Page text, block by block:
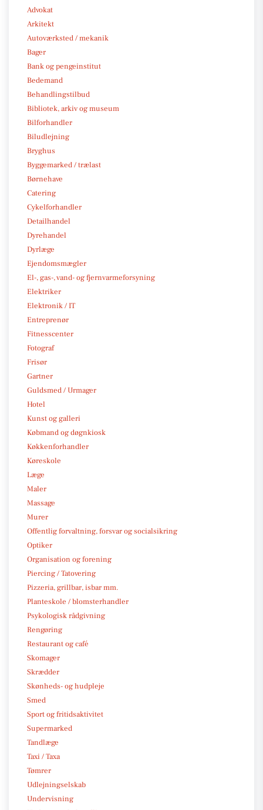
Advokat
Arkitekt
Autoværksted / mekanik
Bager
Bank og pengeinstitut
Bedemand
Behandlingstilbud
Bibliotek, arkiv og museum
Bilforhandler
Biludlejning
Bryghus
Byggemarked / trælast
Børnehave
Catering
Cykelforhandler
Detailhandel
Dyrehandel
Dyrlæge
Ejendomsmægler
El-, gas-, vand- og fjernvarmeforsyning
Elektriker
Elektronik / IT
Entreprenør
Fitnesscenter
Fotograf
Frisør
Gartner
Guldsmed / Urmager
Hotel
Kunst og galleri
Købmand og døgnkiosk
Køkkenforhandler
Køreskole
Læge
Maler
Massage
Murer
Offentlig forvaltning, forsvar og socialsikring
Optiker
Organisation og forening
Piercing / Tatovering
Pizzeria, grillbar, isbar mm.
Planteskole / blomsterhandler
Psykologisk rådgivning
Rengøring
Restaurant og café
Skomager
Skrædder
Skønheds- og hudpleje
Smed
Sport og fritidsaktivitet
Supermarked
Tandlæge
Taxi / Taxa
Tømrer
Udlejningselskab
Undervisning